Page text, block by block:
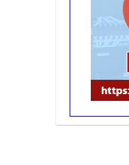
Abril: 29
Marzo: 25
Febrero: 25